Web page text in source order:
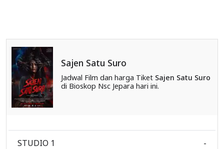
Sajen Satu Suro
Jadwal Film dan harga Tiket Sajen Satu Suro
di Bioskop Nsc Jepara hari ini.
STUDIO 1 -